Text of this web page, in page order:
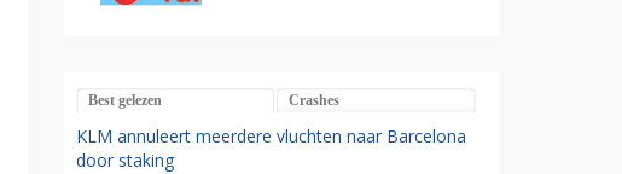
Best gelezen Crashes
KLM annuleert meerdere vluchten naar Barcelona
door staking